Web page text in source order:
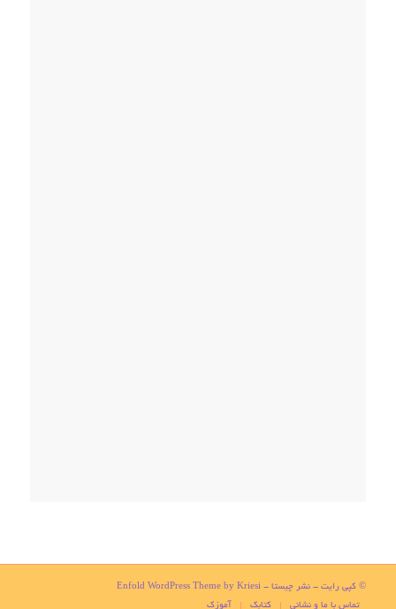
© کپی رایت - نشر چیستا-
Enfold WordPress Theme by Kriesi
تماس با ما و نشانی
کتابک آموزک